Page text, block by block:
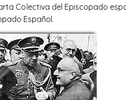
Colectiva del Episcopado
Español.